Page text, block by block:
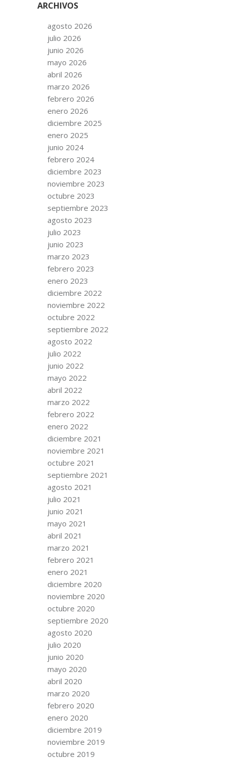
ARCHIVOS
agosto 2026
julio 2026
junio 2026
mayo 2026
abril 2026
marzo 2026
febrero 2026
enero 2026
diciembre 2025
enero 2025
junio 2024
febrero 2024
diciembre 2023
noviembre 2023
octubre 2023
septiembre 2023
agosto 2023
julio 2023
junio 2023
marzo 2023
febrero 2023
enero 2023
diciembre 2022
noviembre 2022
octubre 2022
septiembre 2022
agosto 2022
julio 2022
junio 2022
mayo 2022
abril 2022
marzo 2022
febrero 2022
enero 2022
diciembre 2021
noviembre 2021
octubre 2021
septiembre 2021
agosto 2021
julio 2021
junio 2021
mayo 2021
abril 2021
marzo 2021
febrero 2021
enero 2021
diciembre 2020
noviembre 2020
octubre 2020
septiembre 2020
agosto 2020
julio 2020
junio 2020
mayo 2020
abril 2020
marzo 2020
febrero 2020
enero 2020
diciembre 2019
noviembre 2019
octubre 2019